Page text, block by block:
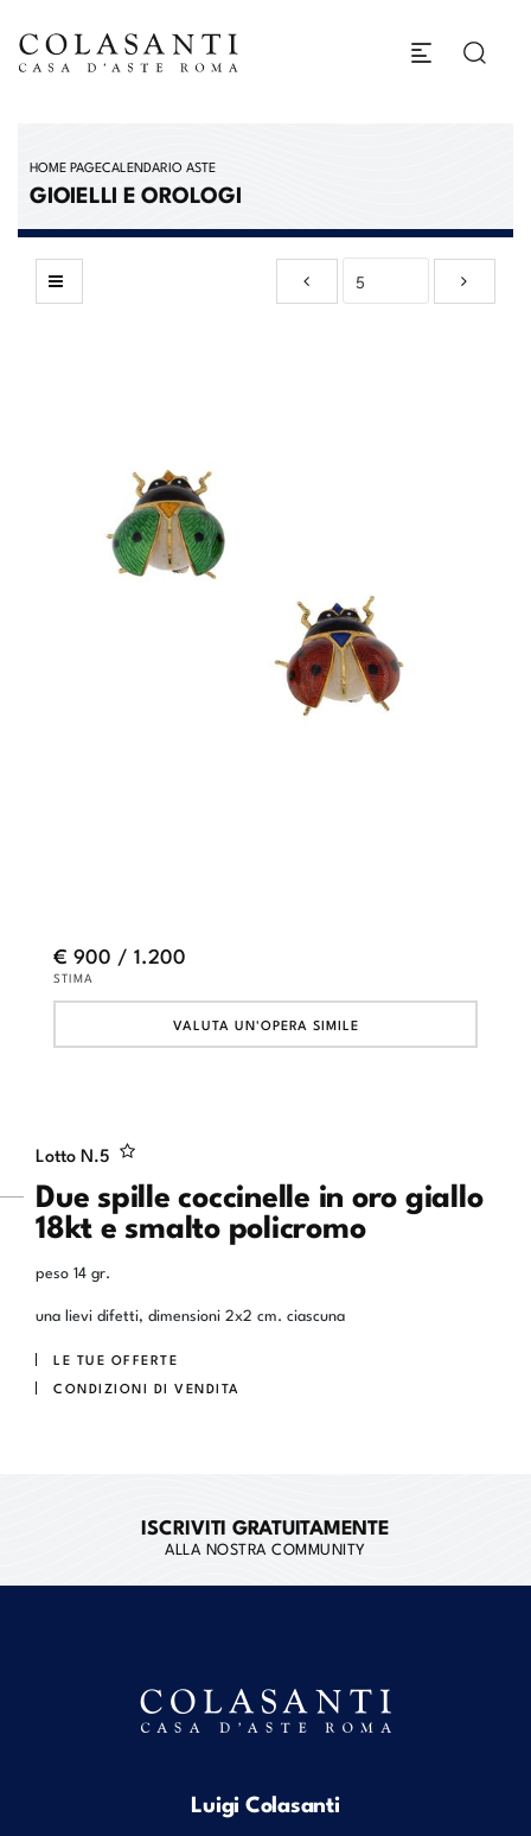
HOME PAGECALENDARIO ASTE
GIOIELLI E OROLOGI
Lotto N.5
Due spille coccinelle in oro giallo
18kt e smalto policromo
peso 14 gr.
una lievi difetti, dimensioni 2x2 cm. ciascuna
LE TUE OFFERTE
CONDIZIONI DI VENDITA
€ 900 / 1.200
STIMA
VALUTA UN'OPERA SIMILE
ISCRIVITI GRATUITAMENTE
ALLA NOSTRA COMMUNITY
Luigi Colasanti